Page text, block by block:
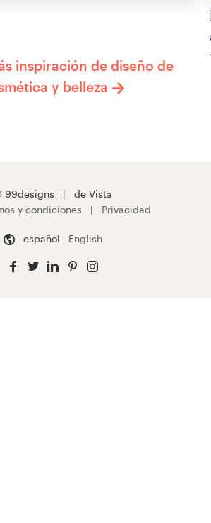
inspiración de diseño de
y belleza
99designs
de Vista
y condiciones
Privacidad
español English